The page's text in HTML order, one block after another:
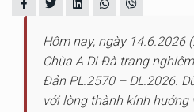
Hôm nay, ngày 14.6.2026
Chùa A Di Đà trang
Đản PL.2570 – DL.2026.
với lòng thành kính